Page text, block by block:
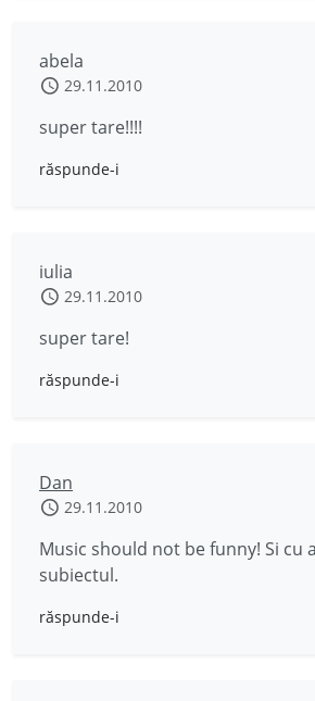
abela
29.11.2010
super tare!!!!
răspunde-i
iulia
29.11.2010
super tare!
răspunde-i
Dan
29.11.2010
Music should not be funny! Si cu
subiectul.
răspunde-i